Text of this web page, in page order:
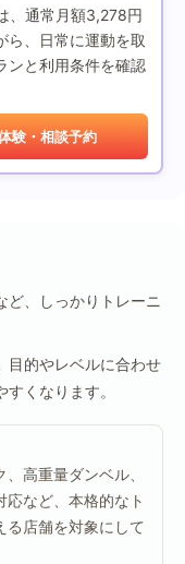
、通常月額3,278円
ら、日常に運動を取
ンと利用条件を確認
験・相談予約
ど、しっかりトレーニ
目的やレベルに合わせ
くなります。
高重量ダンベル、
など、本格的なト
る店舗を対象にして